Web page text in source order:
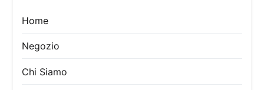
Home
Negozio
Chi Siamo